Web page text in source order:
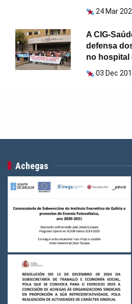
24 Mar
A CIG-
defensa
no hospital
03 Dec
Achegas